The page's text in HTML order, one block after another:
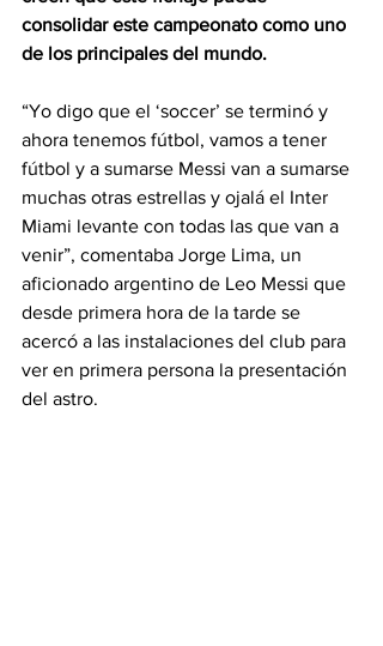
consolidar este campeonato como uno
de los principales del mundo.
“Yo digo que el ‘soccer’ se terminó y
ahora tenemos fútbol, vamos a tener
fútbol y a sumarse Messi van a sumarse
muchas otras estrellas y ojalá el Inter
Miami levante con todas las que van a
venir”, comentaba Jorge Lima, un
aficionado argentino de Leo Messi que
desde primera hora de la tarde se
acercó a las instalaciones del club para
ver en primera persona la presentación
del astro.